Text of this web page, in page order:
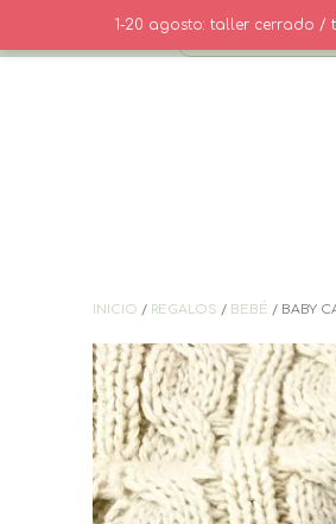
contenido
INICIO / REGALOS / BEBÉ / BABY
1-20 agosto: taller cerrado /